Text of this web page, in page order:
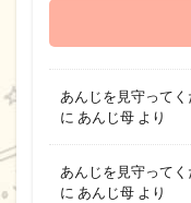
あんじを見守ってく
に あんじ母 より
あんじを見守ってく
に あんじ母 より